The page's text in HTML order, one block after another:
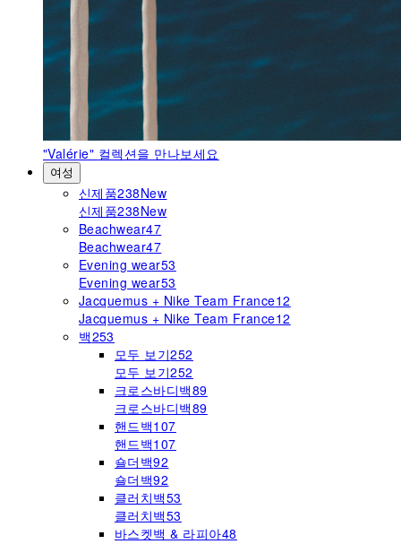
"Valérie" 컬렉션을 만나보세요
여성
신제품238New
신제품238New
Beachwear47
Beachwear47
Evening wear53
Evening wear53
Jacquemus + Nike Team France12
Jacquemus + Nike Team France12
백253
모두 보기252
모두 보기252
크로스바디백89
크로스바디백89
핸드백107
핸드백107
숄더백92
숄더백92
클러치백53
클러치백53
바스켓백 & 라피아48